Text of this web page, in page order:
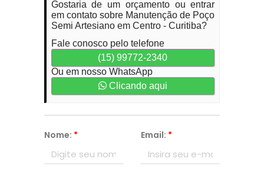
Gostaria de um orçamento ou entrar
em contato sobre Manutenção de Poço
Semi Artesiano em Centro - Curitiba?
Fale conosco pelo telefone
(15) 99772-2340
Ou em nosso WhatsApp
Clicando aqui
Nome: * Email: *